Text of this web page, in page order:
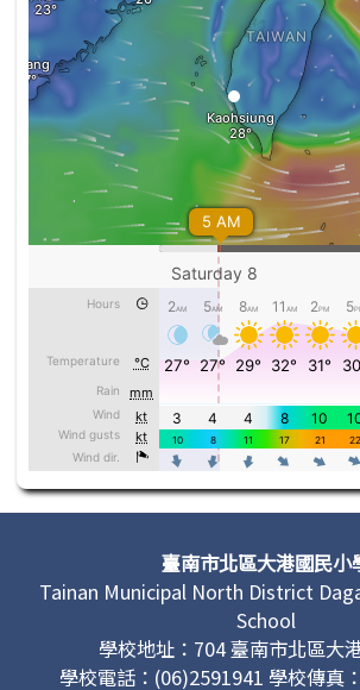
頁尾區域內容臺南市北區大港國民小
Tainan Municipal North District
School
學校地址：704 臺南市北區大
學校電話：(06)2591941 學校傳真